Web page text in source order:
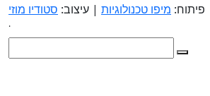
פיתוח: מיפו טכנולוגיות | עיצוב: סטודיו מוזי
.